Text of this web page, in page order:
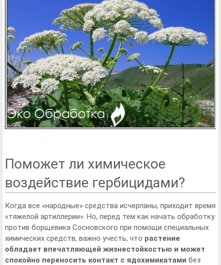
Поможет ли химическое
воздействие гербицидами?
Когда все «народные» средства исчерпаны, приходит время
«тяжелой артиллерии». Но, перед тем как начать обработку
против борщевика Сосновского при помощи специальных
химических средств, важно учесть, что растение
обладает впечатляющей жизнестойкостью и может
спокойно переносить контакт с ядохимикатами без